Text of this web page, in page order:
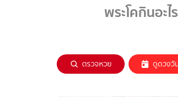
พระโคกินอะ
ตรวจหวย ดูดวงวั